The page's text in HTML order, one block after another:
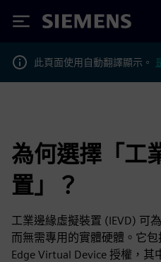
Siemens
此頁面使用自動翻譯顯示。
為何選擇「工
置」？
工業邊緣虛擬裝置 (IEVD) 可
而無需專用的實體硬體。它
Edge Virtual Device 授權，其